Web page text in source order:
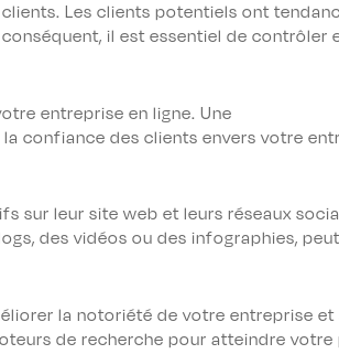
Les clients potentiels ont
il est essentiel de
entreprise en ligne. Une
confiance des clients envers votre
sur leur site web et leurs réseaux
des vidéos ou des infographies,
la notoriété de votre entreprise
de recherche pour atteindre